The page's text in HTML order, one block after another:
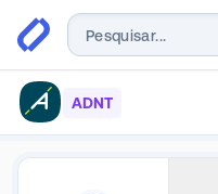
ADNT